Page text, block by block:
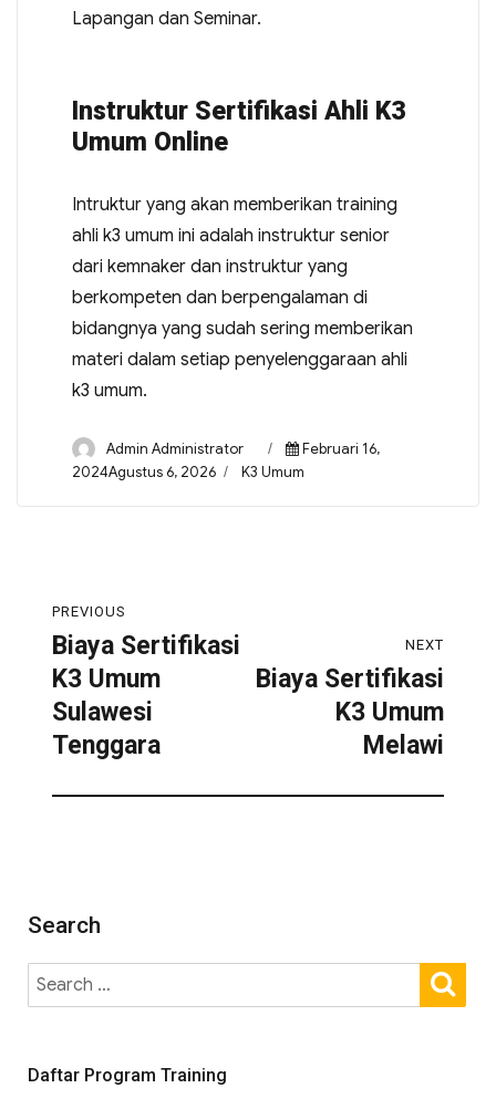
Lapangan dan Seminar.
Instruktur Sertifikasi Ahli K3
Umum Online
Intruktur yang akan memberikan training
ahli k3 umum ini adalah instruktur senior
dari kemnaker dan instruktur yang
berkompeten dan berpengalaman di
bidangnya yang sudah sering memberikan
materi dalam setiap penyelenggaraan ahli
k3 umum.
Admin Administrator
Februari 16,
2024Agustus 6, 2026
K3 Umum
PREVIOUS
Biaya Sertifikasi
K3 Umum
Sulawesi
Tenggara
NEXT
Biaya Sertifikasi
K3 Umum
Melawi
Search
Daftar Program Training